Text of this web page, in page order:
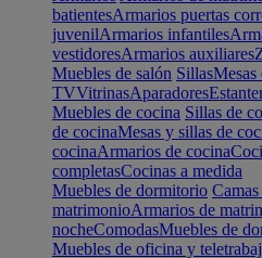
batientesArmarios puertas
juvenilArmarios infantiles
vestidoresArmarios auxiliares
Muebles de salón SillasMesas
TVVitrinasAparadores
Muebles de cocina Sillas de
de cocinaMesas y sillas de
cocinaArmarios de cocina
completasCocinas a medida
Muebles de dormitorio
matrimonioArmarios de
nocheComodasMuebles de
Muebles de oficina y